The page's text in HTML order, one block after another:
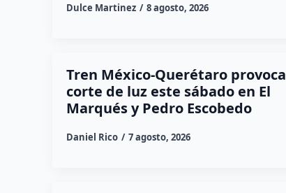
Dulce Martinez 8 agosto, 2026
Tren México-Querétaro provoca
corte de luz este sábado en El
Marqués y Pedro Escobedo
Daniel Rico 7 agosto, 2026